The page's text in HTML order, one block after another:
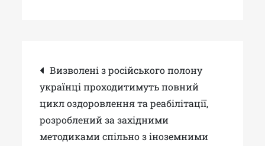
Навігація
записів
Визволені з російського полону
українці проходитимуть повний
цикл оздоровлення та реабілітації,
розроблений за західними
методиками спільно з іноземними